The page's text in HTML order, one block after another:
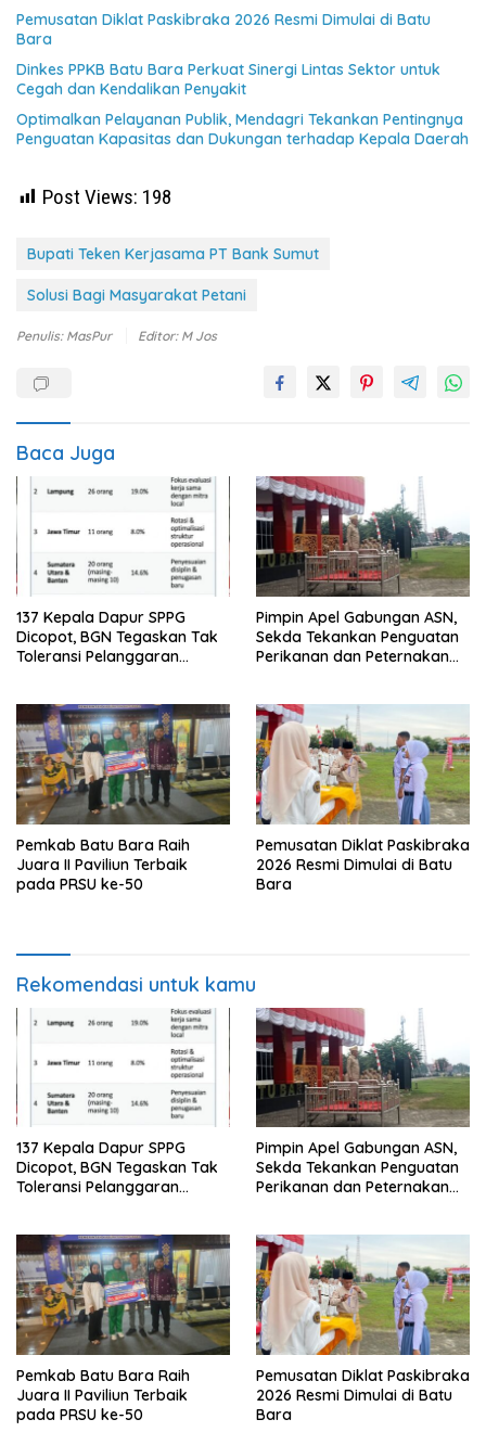
Pemusatan Diklat Paskibraka 2026 Resmi Dimulai di Batu
Bara
Dinkes PPKB Batu Bara Perkuat Sinergi Lintas Sektor untuk
Cegah dan Kendalikan Penyakit
Optimalkan Pelayanan Publik, Mendagri Tekankan Pentingnya
Penguatan Kapasitas dan Dukungan terhadap Kepala Daerah
Post Views: 198
Bupati Teken Kerjasama PT Bank Sumut
Solusi Bagi Masyarakat Petani
Penulis: MasPur Editor: M Jos
Baca Juga
137 Kepala Dapur SPPG
Dicopot, BGN Tegaskan Tak
Toleransi Pelanggaran
Pimpin Apel Gabungan ASN,
Sekda Tekankan Penguatan
Perikanan dan Peternakan
Pemkab Batu Bara Raih
Juara II Paviliun Terbaik
pada PRSU ke-50
Pemusatan Diklat Paskibraka
2026 Resmi Dimulai di Batu
Bara
Rekomendasi untuk kamu
137 Kepala Dapur SPPG
Dicopot, BGN Tegaskan Tak
Toleransi Pelanggaran
Pimpin Apel Gabungan ASN,
Sekda Tekankan Penguatan
Perikanan dan Peternakan
Pemkab Batu Bara Raih
Juara II Paviliun Terbaik
pada PRSU ke-50
Pemusatan Diklat Paskibraka
2026 Resmi Dimulai di Batu
Bara